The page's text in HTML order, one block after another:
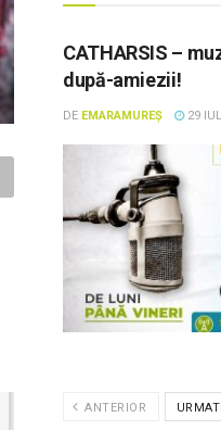
CATHARSIS –
după-amiezii!
DE EMARAMUREȘ 29
ANTERIOR